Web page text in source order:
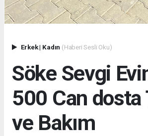
Erkek| Kadın (Haberi Sesli Oku)
Söke Sevgi
500 Can dosta
ve Bakım